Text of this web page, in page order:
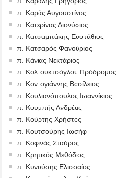
π. Καράς Αυγουστίνος
π. Κατερίνας Διονύσιος
π. Κατσαμπάκης Ευστάθιος
π. Κατσαρός Φανούριος
π. Κάνιας Νεκτάριος
π. Κολτουκτσόγλου Πρόδρομος
π. Κοντογιάννης Βασίλειος
π. Κουλιανόπουλος Ιωαννίκιος
π. Κουμπής Ανδρέας
π. Κούρτης Χρήστος
π. Κουτσούρης Ιωσήφ
π. Κοφινάς Σταύρος
π. Κρητικός Μεθόδιος
π. Κυνούσης Ελισσαίος